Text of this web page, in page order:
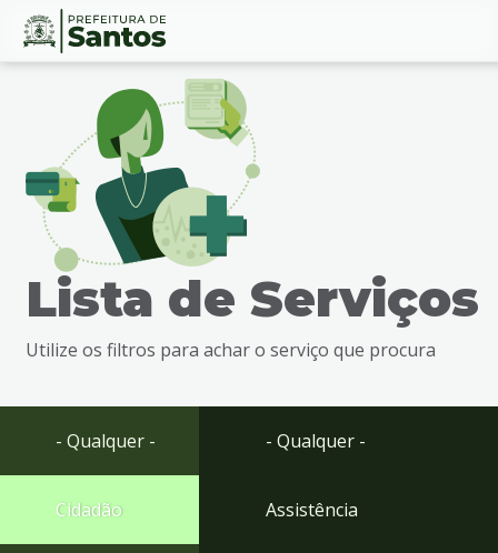
Ir
busca
Ir
rodapé
Conteúdo
Lista de Serviços
Utilize os filtros para achar o serviço que procura
- Qualquer -
Cidadão
- Qualquer -
Assistência